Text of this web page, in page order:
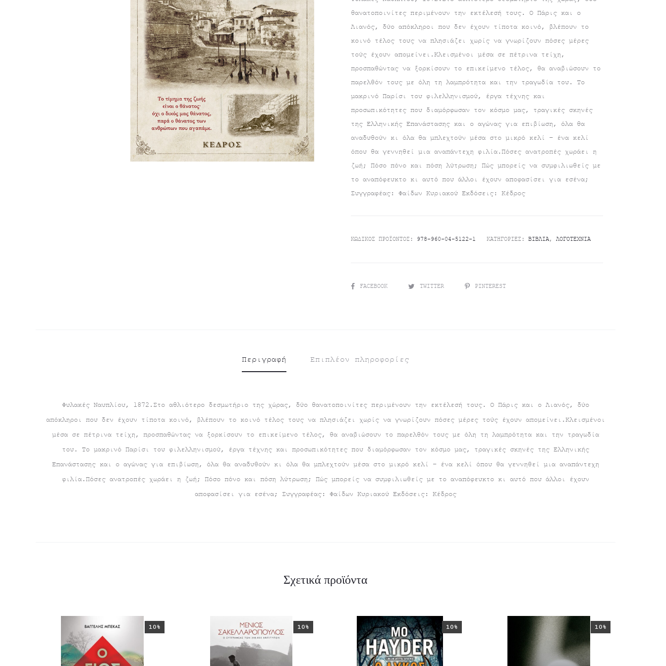
θανατοποινίτες περιμένουν την εκτέλεσή τους. Ο Πάρις και ο
Λιανός, δύο απόκληροι που δεν έχουν τίποτα κοινό, βλέπουν το
κοινό τέλος τους να πλησιάζει χωρίς να γνωρίζουν πόσες μέρες
τούς έχουν απομείνει.Κλεισμένοι μέσα σε πέτρινα τείχη,
προσπαθώντας να ξορκίσουν το επικείμενο τέλος, θα αναβιώσουν το
παρελθόν τους με όλη τη λαμπρότητα και την τραγωδία του. Το
μακρινό Παρίσι του φιλελληνισμού, έργα τέχνης και
προσωπικότητες που διαμόρφωσαν τον κόσμο μας, τραγικές σκηνές
της Ελληνικής Επανάστασης και ο αγώνας για επιβίωση, όλα θα
αναδυθούν κι όλα θα μπλεχτούν μέσα στο μικρό κελί – ένα κελί
όπου θα γεννηθεί μια αναπάντεχη φιλία.Πόσες ανατροπές χωράει η
ζωή; Πόσο πόνο και πόση λύτρωση; Πώς μπορείς να συμφιλιωθείς με
το αναπόφευκτο κι αυτό που άλλοι έχουν αποφασίσει για εσένα;
Συγγραφέας: Φαίδων Κυριακού Εκδόσεις: Κέδρος
was:
€16.60.
είναι:
€14.90.
ΚΩΔΙΚΌΣ ΠΡΟΪΌΝΤΟΣ: 978-960-04-5122-1 ΚΑΤΗΓΟΡΊΕΣ:ΒΙΒΛΊΑ,ΛΟΓΟΤΕΧΝΊΑ
SHAREFACEBOOK TWITTER PINTEREST
Περιγραφή Επιπλέον πληροφορίες
Φυλακές Ναυπλίου, 1872.Στο αθλιότερο δεσμωτήριο της χώρας, δύο θανατοποινίτες περιμένουν την εκτέλεσή τους. Ο Πάρις και ο Λιανός, δύο
απόκληροι που δεν έχουν τίποτα κοινό, βλέπουν το κοινό τέλος τους να πλησιάζει χωρίς να γνωρίζουν πόσες μέρες τούς έχουν απομείνει.Κλεισμένοι
μέσα σε πέτρινα τείχη, προσπαθώντας να ξορκίσουν το επικείμενο τέλος, θα αναβιώσουν το παρελθόν τους με όλη τη λαμπρότητα και την τραγωδία
του. Το μακρινό Παρίσι του φιλελληνισμού, έργα τέχνης και προσωπικότητες που διαμόρφωσαν τον κόσμο μας, τραγικές σκηνές της Ελληνικής
Επανάστασης και ο αγώνας για επιβίωση, όλα θα αναδυθούν κι όλα θα μπλεχτούν μέσα στο μικρό κελί – ένα κελί όπου θα γεννηθεί μια αναπάντεχη
φιλία.Πόσες ανατροπές χωράει η ζωή; Πόσο πόνο και πόση λύτρωση; Πώς μπορείς να συμφιλιωθείς με το αναπόφευκτο κι αυτό που άλλοι έχουν
αποφασίσει για εσένα; Συγγραφέας: Φαίδων Κυριακού Εκδόσεις: Κέδρος
Σχετικά προϊόντα
10% 10% 10% 10%